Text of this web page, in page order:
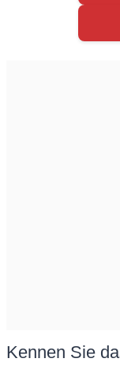
Kennen Sie